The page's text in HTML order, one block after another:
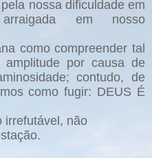
nossa dificuldade em
em nosso
como compreender tal
por causa de
contudo, de
como fugir: DEUS É
irrefutável, não